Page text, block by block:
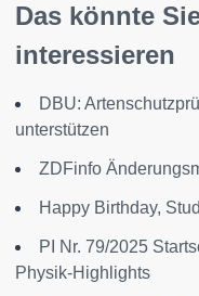
Das könnte
interessieren
DBU:
unterstützen
ZDFinfo
Happy Birthday,
PI Nr. 79/2025
Physik-Highlights